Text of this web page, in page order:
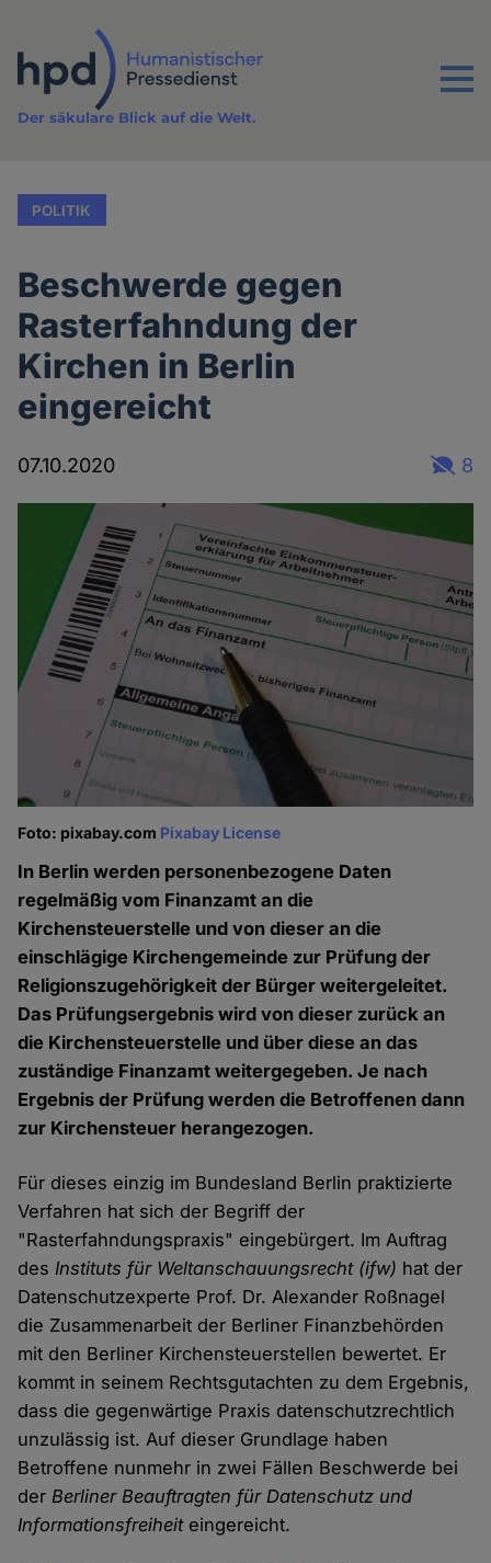
Inhalt
Menu
Der säkulare Blick auf die Welt.
POLITIK
Beschwerde gegen
Rasterfahndung der
Kirchen in Berlin
eingereicht
07.10.2020 8
Foto: pixabay.com Pixabay License
In Berlin werden personenbezogene Daten
regelmäßig vom Finanzamt an die
Kirchensteuerstelle und von dieser an die
einschlägige Kirchengemeinde zur Prüfung der
Religionszugehörigkeit der Bürger weitergeleitet.
Das Prüfungsergebnis wird von dieser zurück an
die Kirchensteuerstelle und über diese an das
zuständige Finanzamt weitergegeben. Je nach
Ergebnis der Prüfung werden die Betroffenen dann
zur Kirchensteuer herangezogen.
Für dieses einzig im Bundesland Berlin praktizierte
Verfahren hat sich der Begriff der
"Rasterfahndungspraxis" eingebürgert. Im Auftrag
desInstituts für Weltanschauungsrecht (ifw) hat der
Datenschutzexperte Prof. Dr. Alexander Roßnagel
die Zusammenarbeit der Berliner Finanzbehörden
mit den Berliner Kirchensteuerstellen bewertet. Er
kommt in seinem Rechtsgutachten zu dem Ergebnis,
dass die gegenwärtige Praxis datenschutzrechtlich
unzulässig ist. Auf dieser Grundlage haben
Betroffene nunmehr in zwei Fällen Beschwerde bei
derBerliner Beauftragten für Datenschutz und
Informationsfreiheiteingereicht.